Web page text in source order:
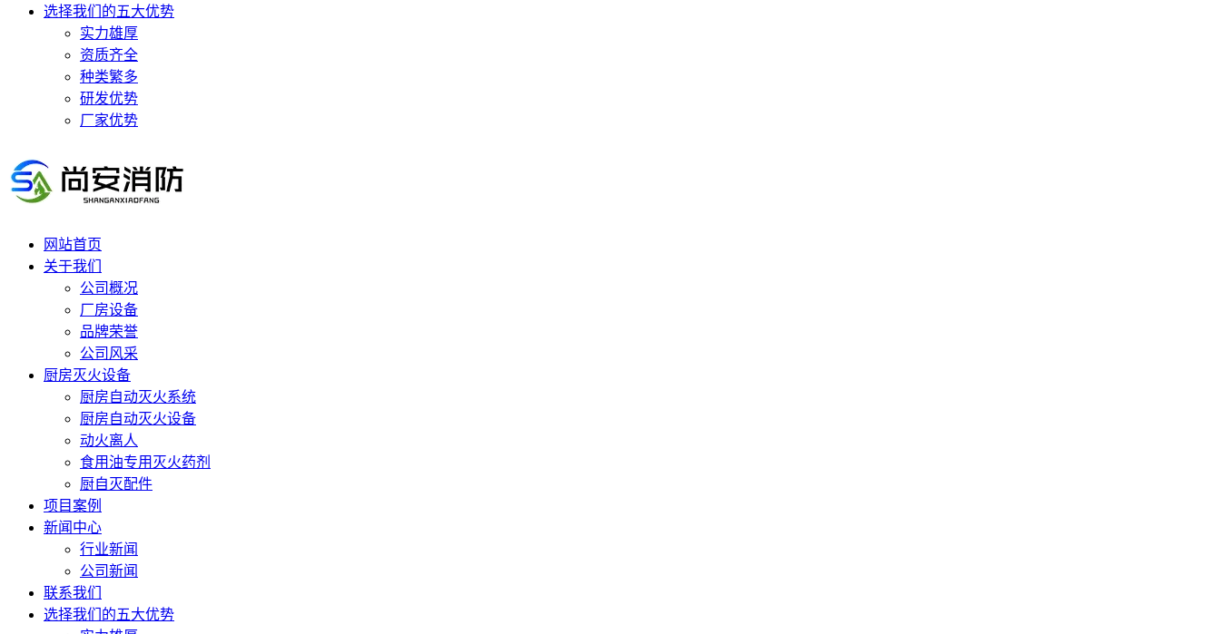
选择我们的五大优势
实力雄厚
资质齐全
种类繁多
研发优势
厂家优势
网站首页
关于我们
公司概况
厂房设备
品牌荣誉
公司风采
厨房灭火设备
厨房自动灭火系统
厨房自动灭火设备
动火离人
食用油专用灭火药剂
厨自灭配件
项目案例
新闻中心
行业新闻
公司新闻
联系我们
选择我们的五大优势